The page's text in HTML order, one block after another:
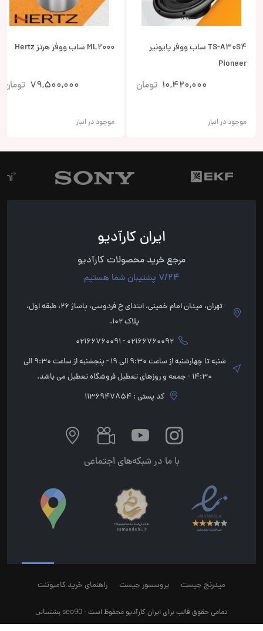
TS-A30S4 ساب ووفر پایونیر
Pioneer
10,420,000 تومان
موجود در انبار
ML2000 ساب ووفر هرتز Hertz
79,500,000 تومان
موجود در انبار
ایران کارآدیو
مرجع خرید محصولات کارآدیو
7/24 پشتیبان شما هستیم
تهران، میدان امام خمینی، ابتدای خ فردوسی، پاساژ 26، طبقه اول،
پلاک 102.
02166760092 - 02166760091
شنبه تا چهارشنبه از ساعت 9:30 الی 19 - پنجشنبه از ساعت 9:30 الی
14:30 - جمعه و روزهای تعطیل فروشگاه تعطیل می باشد.
کد پستی : 1136947854
با ما در شبکه‌های اجتماعی
میدرنج چیست پروسسور چیست راهنمای خرید کامپوننت
تمامی حقوق قالب برای ایران کارآدیو محفوظ است -seo90پشتیبانی